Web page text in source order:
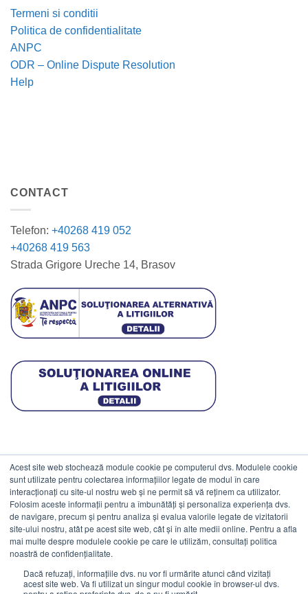
Acest site web stochează module cookie pe computerul dvs. Modulele cookie
sunt utilizate pentru colectarea informațiilor legate de modul în care
interacționați cu site-ul nostru web și ne permit să vă reținem ca utilizator.
Folosim aceste informații pentru a îmbunătăți și personaliza experiența dvs.
de navigare, precum și pentru analiza și evalua valorile legate de vizitatorii
site-ului nostru, atât pe acest site web, cât și în alte medii online. Pentru a afla
mai multe despre modulele cookie pe care le utilizăm, consultați politica
noastră de confidențialitate.
Dacă refuzați, informațiile dvs. nu vor fi urmărite atunci când vizitați
acest site web. Va fi utilizat un singur modul cookie în browser-ul dvs.
Termeni si conditii
Politica de confidentialitate
ANPC
ODR – Online Dispute Resolution
Help
CONTACT
Telefon: +40268 419 052
+40268 419 563
Strada Grigore Ureche 14, Brasov
DATE COMERCIALE
ESTICO S.R.L.
CIF: RO1094402.
Reg.Com: J08/469/1991.